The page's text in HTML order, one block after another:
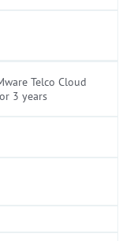
Telco Cloud
3 years